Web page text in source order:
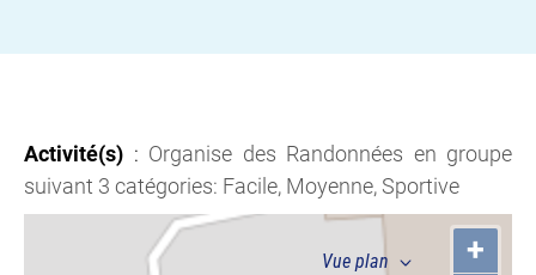
Activité(s) : Organise des Randonnées en groupe
suivant 3 catégories: Facile, Moyenne, Sportive
+